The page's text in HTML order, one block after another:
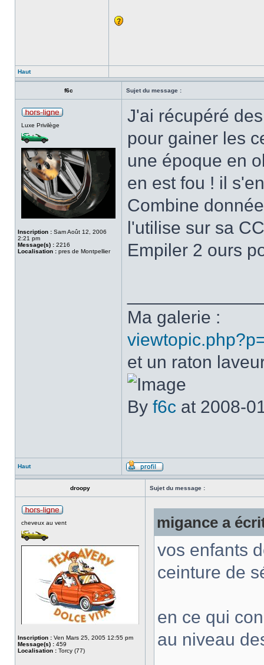
Haut
f6c Sujet du message :
Luxe Privilège
Inscription : Sam Août 12, 2006
2:21 pm
Message(s) : 2216
Localisation : pres de Montpellier
J'ai récupéré
pour gainer les
une époque en
en est fou ! il
Combine
l'utilise sur sa
Empiler 2 ours
Ma galerie :
et un raton
By f6c at 2008-
Haut
droopy Sujet du message :
cheveux au vent
Inscription : Ven Mars 25, 2005 12:55 pm
Message(s) : 459
Localisation : Torcy (77)
migance a
vos enfants
ceinture de
en ce qui
au niveau